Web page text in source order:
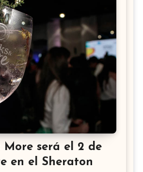
More será el 2 de
en el Sheraton